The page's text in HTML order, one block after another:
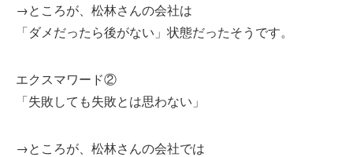
→ところが、松林さんの会社は
「ダメだったら後がない」状態だったそうです。
エクスマワード②
「失敗しても失敗とは思わない」
→ところが、松林さんの会社では